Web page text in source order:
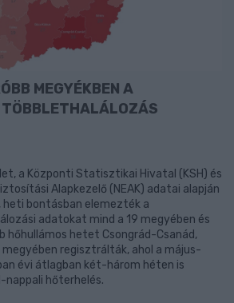
MEGYÉKBEN A
TÖBBLETHALÁLOZÁS
a Központi Statisztikai Hivatal (KSH) és
Alapkezelő (NEAK) adatai alapján
bontásban elemezték a
adatokat mind a 19 megyében és
hőhullámos hetet Csongrád-Csanád,
megyében regisztrálták, ahol a május-
évi átlagban két-három héten is
hőterhelés.